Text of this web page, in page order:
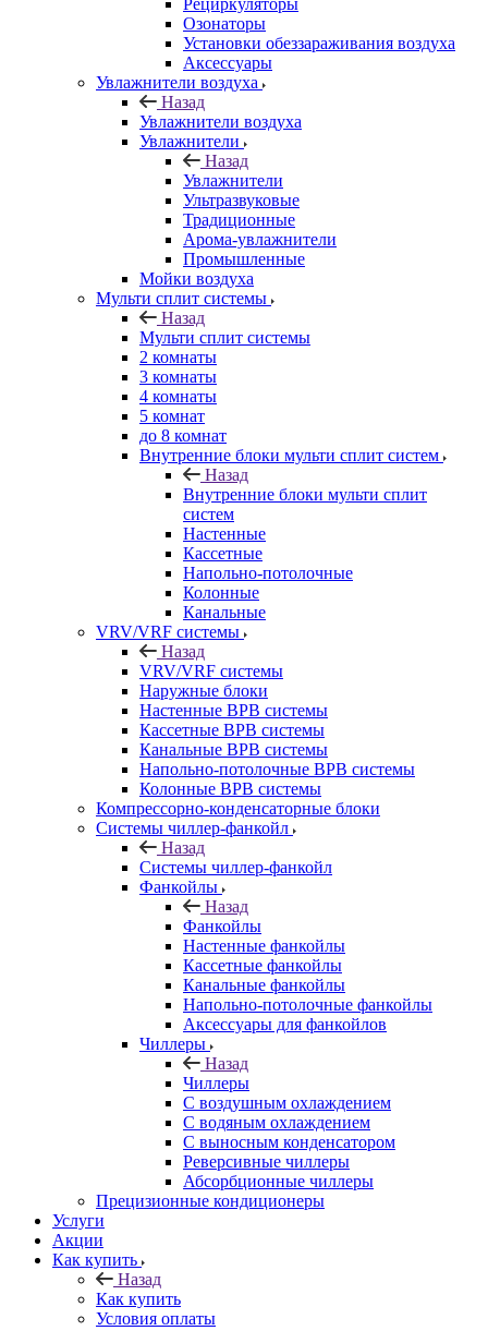
Рециркуляторы
Озонаторы
Установки обеззараживания воздуха
Аксессуары
Увлажнители воздуха
Назад
Увлажнители воздуха
Увлажнители
Назад
Увлажнители
Ультразвуковые
Традиционные
Арома-увлажнители
Промышленные
Мойки воздуха
Мульти сплит системы
Назад
Мульти сплит системы
2 комнаты
3 комнаты
4 комнаты
5 комнат
до 8 комнат
Внутренние блоки мульти сплит систем
Назад
Внутренние блоки мульти сплит
систем
Настенные
Кассетные
Напольно-потолочные
Колонные
Канальные
VRV/VRF системы
Назад
VRV/VRF системы
Наружные блоки
Настенные ВРВ системы
Кассетные ВРВ системы
Канальные ВРВ системы
Напольно-потолочные ВРВ системы
Колонные ВРВ системы
Компрессорно-конденсаторные блоки
Системы чиллер-фанкойл
Назад
Системы чиллер-фанкойл
Фанкойлы
Назад
Фанкойлы
Настенные фанкойлы
Кассетные фанкойлы
Канальные фанкойлы
Напольно-потолочные фанкойлы
Аксессуары для фанкойлов
Чиллеры
Назад
Чиллеры
С воздушным охлаждением
С водяным охлаждением
С выносным конденсатором
Реверсивные чиллеры
Абсорбционные чиллеры
Прецизионные кондиционеры
Услуги
Акции
Как купить
Назад
Как купить
Условия оплаты